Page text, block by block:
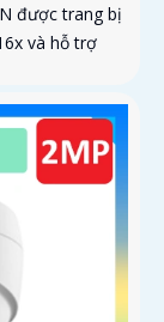
được trang bị
và hỗ trợ